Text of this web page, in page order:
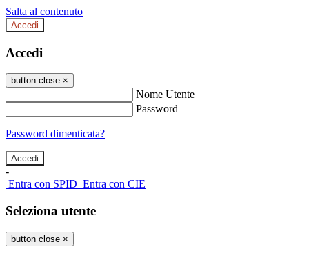
Salta al contenuto
Accedi
Accedi
button close ×
Nome Utente
Password
Password dimenticata?
-
Entra con SPID Entra con CIE
Seleziona utente
button close ×